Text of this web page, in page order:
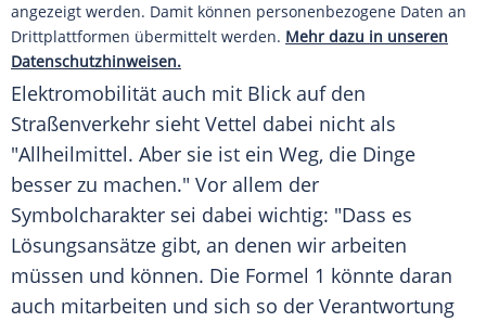
angezeigt werden. Damit können personenbezogene Daten an
Drittplattformen übermittelt werden. Mehr dazu in unseren
Datenschutzhinweisen.
Elektromobilität auch mit Blick auf den
Straßenverkehr sieht Vettel dabei nicht als
"Allheilmittel. Aber sie ist ein Weg, die Dinge
besser zu machen." Vor allem der
Symbolcharakter sei dabei wichtig: "Dass es
Lösungsansätze gibt, an denen wir arbeiten
müssen und können. Die Formel 1 könnte daran
auch mitarbeiten und sich so der Verantwortung